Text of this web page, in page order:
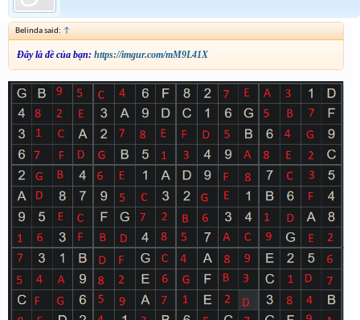
Belinda said: ↑
Đây là đề của bạn: https://imgur.com/mM9L41X